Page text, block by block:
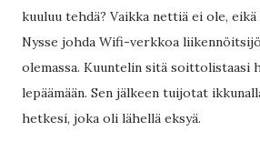
kuuluu tehdä? Vaikka nettiä ei ole,
Nysse johda Wifi-verkkoa
olemassa. Kuuntelin sitä soittolistaasi
lepäämään. Sen jälkeen tuijotat
hetkesi, joka oli lähellä eksyä.